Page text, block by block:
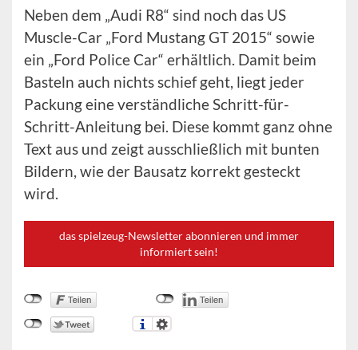
Neben dem „Audi R8“ sind noch das US
Muscle-Car „Ford Mustang GT 2015“ sowie
ein „Ford Police Car“ erhältlich. Damit beim
Basteln auch nichts schief geht, liegt jeder
Packung eine verständliche Schritt-für-
Schritt-Anleitung bei. Diese kommt ganz ohne
Text aus und zeigt ausschließlich mit bunten
Bildern, wie der Bausatz korrekt gesteckt
wird.
das spielzeug-Newsletter abonnieren und immer
informiert sein!